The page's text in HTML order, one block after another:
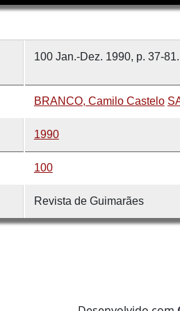
100 Jan.-Dez. 1990, p. 37-81.
BRANCO, Camilo Castelo
1990
100
Revista de Guimarães